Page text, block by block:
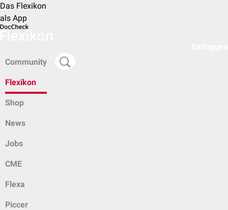
Das Flexikon
als App
Community
Flexikon
Shop
News
Jobs
CME
Flexa
Piccer